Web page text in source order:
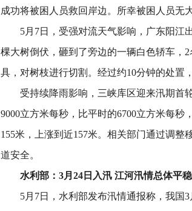
成功将被困人员救回岸边。所幸被困人员无大
5月7日，受强对流天气影响，广东阳江
棵大树倒伏，砸到了旁边的一辆白色轿车，
具，对树枝进行切割。经过约10分钟的处置
受持续降雨影响，三峡库区迎来汛期首
9000立方米每秒，比平时的6700立方米每秒
155米，上涨到近157米。相关部门通过调
道安全。
水利部：3月24日入汛 江河汛情总体平稳
5月7日，水利部发布汛情通报称，我国